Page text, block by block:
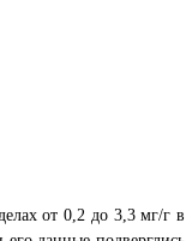
от 0,2 до 3,3 мг/г в